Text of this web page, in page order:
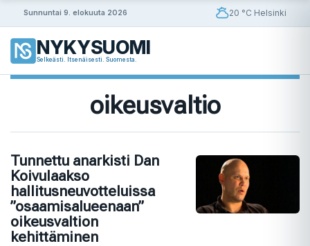
Sunnuntai 9. elokuuta 2026 20 °C Helsinki
NYKYSUOMI
Selkeästi. Itsenäisesti. Suomesta.
oikeusvaltio
Tunnettu anarkisti Dan
Koivulaakso
hallitusneuvotteluissa
”osaamisalueenaan”
oikeusvaltion
kehittäminen